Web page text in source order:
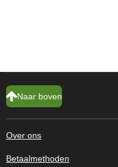
Naar boven
Over ons
Betaalmethoden